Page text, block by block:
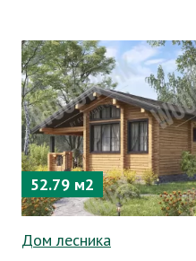
52.79 м2
Дом лесника